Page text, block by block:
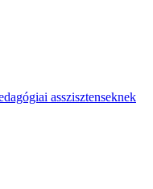
asszisztenseknek